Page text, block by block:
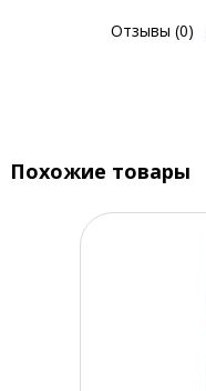
Отзывы (0)
Похожие товары